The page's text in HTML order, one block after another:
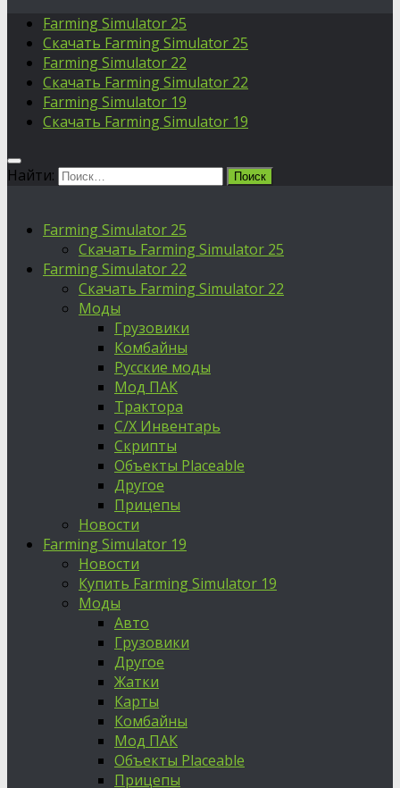
Farming Simulator 25
Скачать Farming Simulator 25
Farming Simulator 22
Скачать Farming Simulator 22
Farming Simulator 19
Скачать Farming Simulator 19
Найти:
Farming Simulator 25
Скачать Farming Simulator 25
Farming Simulator 22
Скачать Farming Simulator 22
Моды
Грузовики
Комбайны
Русские моды
Мод ПАК
Трактора
С/Х Инвентарь
Скрипты
Объекты Placeable
Другое
Прицепы
Новости
Farming Simulator 19
Новости
Купить Farming Simulator 19
Моды
Авто
Грузовики
Другое
Жатки
Карты
Комбайны
Мод ПАК
Объекты Placeable
Прицепы